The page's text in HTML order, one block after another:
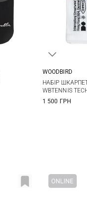
WOODBIRD
НАБІР
WBTENNIS
1 500 ГРН